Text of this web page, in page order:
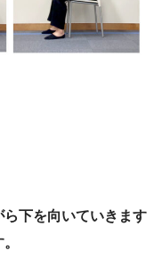
下を向いていきます